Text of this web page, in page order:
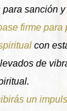
para sanción
firme para
con
de
un